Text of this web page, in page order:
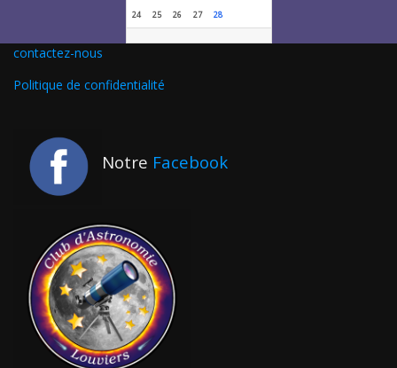
24 25 26 27 28
contactez-nous
Politique de confidentialité
Notre Facebook